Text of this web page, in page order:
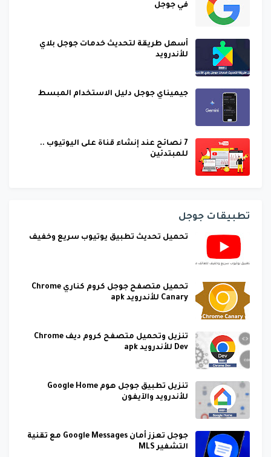
في جوجل
أسهل طريقة لتحديث خدمات جوجل بلاي
للأندرويد
جيميناي جوجل دليل الاستخدام المبسط
7 نصائح عند إنشاء قناة على اليوتيوب ..
للمبتدئين
تطبيقات جوجل
تحميل تحديث تطبيق يوتيوب سريع وخفيف
تحميل متصفح جوجل كروم كناري Chrome
Canary للأندرويد apk
تنزيل وتحميل متصفح كروم ديف Chrome
Dev للأندرويد apk
تنزيل تطبيق جوجل هوم Google Home
للأندرويد والآيفون
جوجل تعزز أمان Google Messages مع تقنية
التشفير MLS